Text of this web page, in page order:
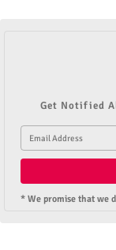
Get Notified
* We promise that we